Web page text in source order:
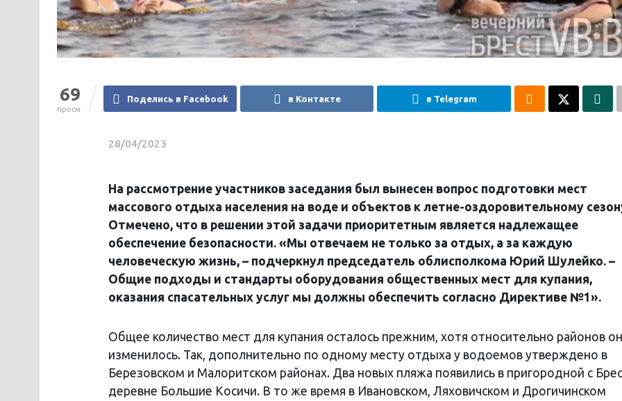
69
просм.
Поделись в Facebook в Контакте в Telegram
28/04/2023
На рассмотрение участников заседания был вынесен вопрос подготовки мест
массового отдыха населения на воде и объектов к летне-оздоровительному
Отмечено, что в решении этой задачи приоритетным является надлежащее
обеспечение безопасности. «Мы отвечаем не только за отдых, а за каждую
человеческую жизнь, – подчеркнул председатель облисполкома Юрий Шулейко. –
Общие подходы и стандарты оборудования общественных мест для купания,
оказания спасательных услуг мы должны обеспечить согласно Директиве №1».
Общее количество мест для купания осталось прежним, хотя относительно районов
изменилось. Так, дополнительно по одному месту отдыха у водоемов утверждено в
Березовском и Малоритском районах. Два новых пляжа появились в пригородной с
деревне Большие Косичи. В то же время в Ивановском, Ляховичском и Дрогичинском